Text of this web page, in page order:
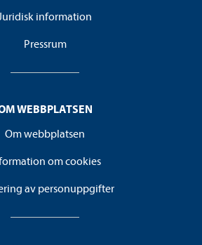
information
Pressrum
WEBBPLATSEN
Om webbplatsen
om cookies
av personuppgifter